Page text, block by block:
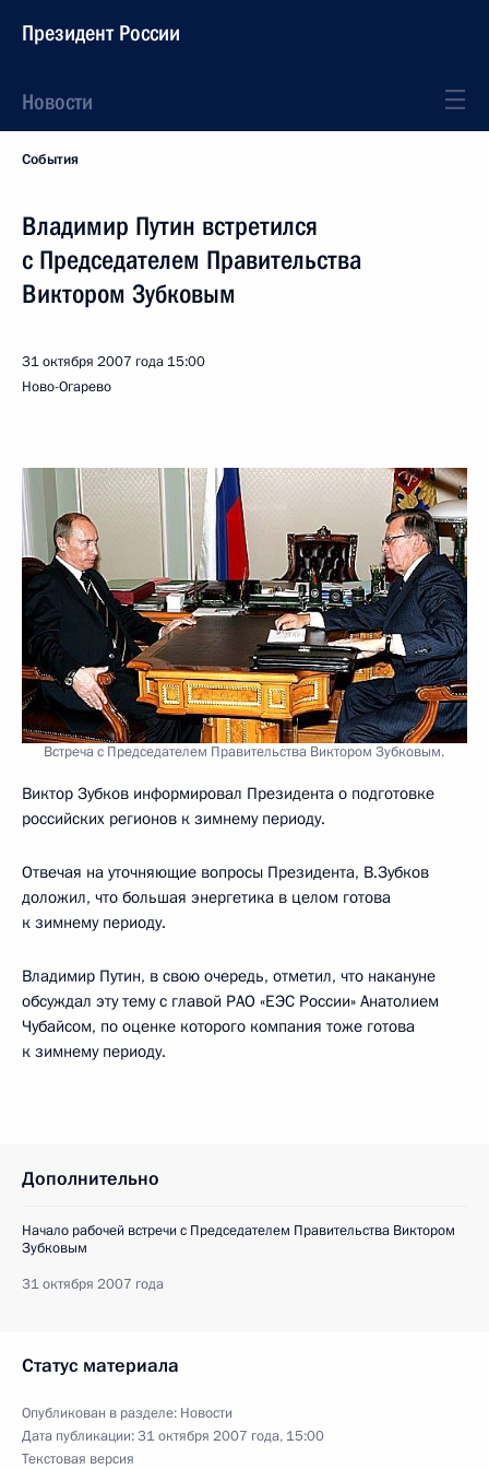
Президент России
Новости
События
Владимир Путин встретился
с Председателем Правительства
Виктором Зубковым
31 октября 2007 года 15:00
Ново-Огарево
Встреча с Председателем Правительства Виктором Зубковым.
Виктор Зубков информировал Президента о подготовке
российских регионов к зимнему периоду.
Отвечая на уточняющие вопросы Президента, В.Зубков
доложил, что большая энергетика в целом готова
к зимнему периоду.
Владимир Путин, в свою очередь, отметил, что накануне
обсуждал эту тему с главой РАО «ЕЭС России» Анатолием
Чубайсом, по оценке которого компания тоже готова
к зимнему периоду.
Дополнительно
Начало рабочей встречи с Председателем Правительства Виктором
Зубковым
31 октября 2007 года
Статус материала
Опубликован в разделе: Новости
Дата публикации:31 октября 2007 года, 15:00
Текстовая версия